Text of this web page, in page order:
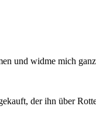
und widme mich
der ihn über